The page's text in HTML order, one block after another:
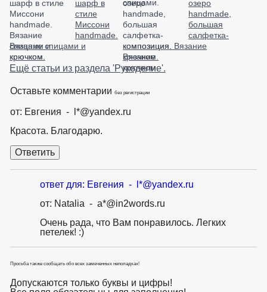
шарф в
стиле
Миссони
handmade.
Вязание спицами и
крючком.
озеро
handmade,
большая
салфетка-
композиция. Вязание
крючком.
Ещё статьи из раздела 'Рукоделие'.
Оставьте комментарии без регистрации
от: Евгения - l*@yandex.ru
Красота. Благодарю.
ответ для: Евгения - l*@yandex.ru
от: Natalia - a*@in2words.ru
Очень рада, что Вам понравилось. Легких
петелек! :)
Просьба также сообщать обо всех замеченных неполадках!
Допускаются только буквы и цифры!